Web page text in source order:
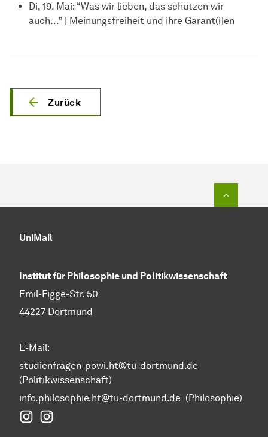
Di, 19. Mai: “Was wir lieben, das schützen wir
auch…” | Meinungsfreiheit und ihre Garant(i]en
Zurück
UniMail
Institut für Philosophie und Politikwissenschaft
Emil-Figge-Str. 50
44227 Dortmund
E-Mail:
studienfragen-powi.ht@tu-dortmund.de
(Politikwissenschaft)
info.philosophie.ht@tu-dortmund.de (Philosophie)
Instagram Fakultät Humanwissenschaften und